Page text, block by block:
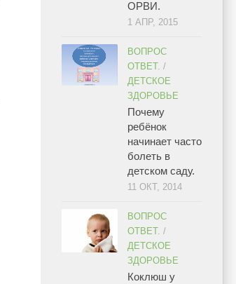
ОРВИ.
1 АПР, 2015
ВОПРОС
ОТВЕТ. /
ДЕТСКОЕ
ЗДОРОВЬЕ
Почему
ребёнок
начинает часто
болеть в
детском саду.
11 ОКТ, 2014
ВОПРОС
ОТВЕТ. /
ДЕТСКОЕ
ЗДОРОВЬЕ
Коклюш у